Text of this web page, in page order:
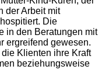
der Arbeit mit
Die
in den Beratungen mit
ergreifend gewesen.
Klienten ihre Kraft
beziehungsweise